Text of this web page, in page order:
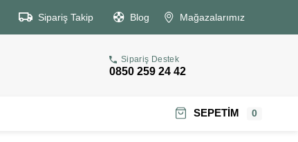
Sipariş Takip Blog Mağazalarımız
Sipariş Destek
0850 259 24 42
SEPETIM 0